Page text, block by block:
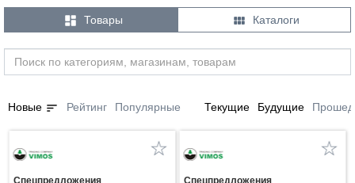
 Товары  Каталоги
Новые sort Рейтинг Популярные Текущие Будущие